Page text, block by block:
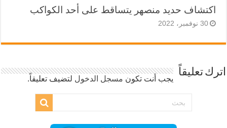
اكتشاف حديد منصهر يتساقط على أحد الكواكب
30 نوفمبر، 2022
اترك تعليقاً
يجب أنت تكون مسجل الدخول لتضيف تعليقاً.